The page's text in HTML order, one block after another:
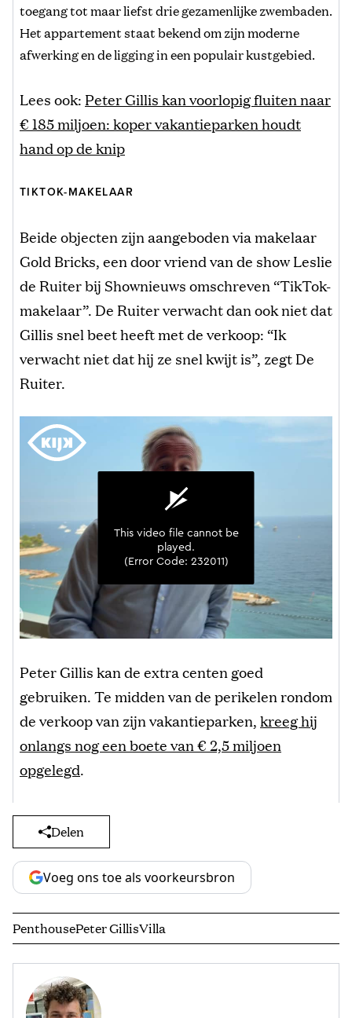
toegang tot maar liefst drie gezamenlijke zwembaden.
Het appartement staat bekend om zijn moderne
afwerking en de ligging in een populair kustgebied.
Lees ook: Peter Gillis kan voorlopig fluiten naar
€ 185 miljoen: koper vakantieparken houdt
hand op de knip
TIKTOK-MAKELAAR
Beide objecten zijn aangeboden via makelaar
Gold Bricks, een door vriend van de show Leslie
de Ruiter bij Shownieuws omschreven “TikTok-
makelaar”. De Ruiter verwacht dan ook niet dat
Gillis snel beet heeft met de verkoop: “Ik
verwacht niet dat hij ze snel kwijt is”, zegt De
Ruiter.
Peter Gillis kan de extra centen goed
gebruiken. Te midden van de perikelen rondom
de verkoop van zijn vakantieparken,kreeg hij
onlangs nog een boete van € 2,5 miljoen
opgelegd.
Delen
Voeg ons toe als voorkeursbron
PenthousePeter GillisVilla